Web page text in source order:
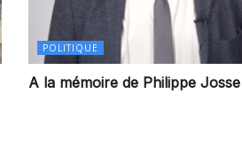
POLITIQUE
A la mémoire de Philippe Josse